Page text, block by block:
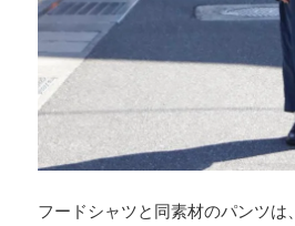
フードシャツと同素材のパンツは、